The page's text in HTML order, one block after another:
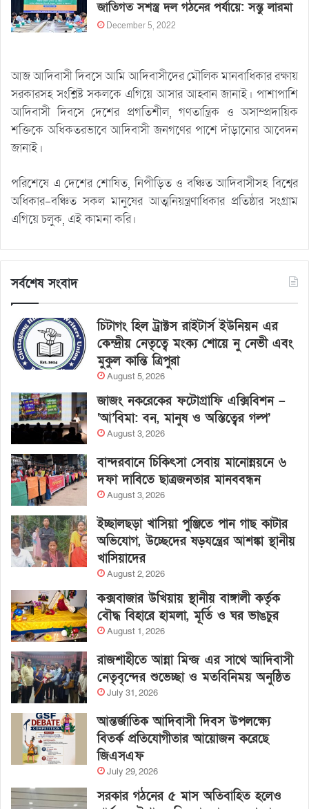
জাতিগত সশস্ত্র দল গঠনের পর্যায়ে: সন্তু লারমা
December 5, 2022
আজ আদিবাসী দিবসে আমি আদিবাসীদের মৌলিক মানবাধিকার রক্ষায়
সরকারসহ সংশ্লিষ্ট সকলকে এগিয়ে আসার আহ্বান জানাই। পাশাপাশি
আদিবাসী দিবসে দেশের প্রগতিশীল, গণতান্ত্রিক ও অসাম্প্রদায়িক
শক্তিকে অধিকতরভাবে আদিবাসী জনগণের পাশে দাঁড়ানোর আবেদন
জানাই।
পরিশেষে এ দেশের শোষিত, নিপীড়িত ও বঞ্চিত আদিবাসীসহ বিশ্বের
অধিকার-বঞ্চিত সকল মানুষের আত্মনিয়ন্ত্রণাধিকার প্রতিষ্ঠার সংগ্রাম
এগিয়ে চলুক, এই কামনা করি।
সর্বশেষ সংবাদ
চিটাগং হিল ট্রাক্টস রাইটার্স ইউনিয়ন এর
কেন্দ্রীয় নেতৃত্বে মংক্য শোয়ে নু নেভী এবং
মুকুল কান্তি ত্রিপুরা
August 5, 2026
জাজং নকরেকের ফটোগ্রাফি এক্সিবিশন –
‘আ’বিমা: বন, মানুষ ও অস্তিত্বের গল্প’
August 3, 2026
বান্দরবানে চিকিৎসা সেবায় মানোন্নয়নে ৬
দফা দাবিতে ছাত্রজনতার মানববন্ধন
August 3, 2026
ইচ্ছালছড়া খাসিয়া পুঞ্জিতে পান গাছ কাটার
অভিযোগ, উচ্ছেদের ষড়যন্ত্রের আশঙ্কা স্থানীয়
খাসিয়াদের
August 2, 2026
কক্সবাজার উখিয়ায় স্থানীয় বাঙ্গালী কর্তৃক
বৌদ্ধ বিহারে হামলা, মূর্তি ও ঘর ভাঙচুর
August 1, 2026
রাজশাহীতে আন্না মিন্জ এর সাথে আদিবাসী
নেতৃবৃন্দের শুভেচ্ছা ও মতবিনিময় অনুষ্ঠিত
July 31, 2026
আন্তর্জাতিক আদিবাসী দিবস উপলক্ষ্যে
বিতর্ক প্রতিযোগীতার আয়োজন করেছে
জিএসএফ
July 29, 2026
সরকার গঠনের ৫ মাস অতিবাহিত হলেও